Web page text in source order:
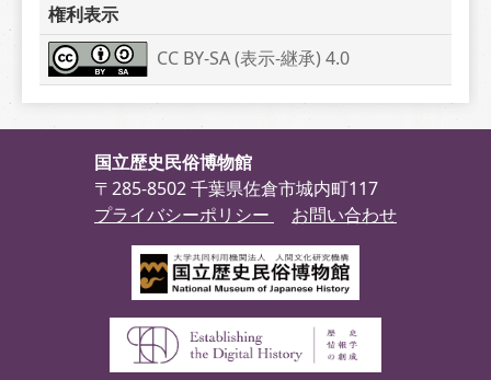
権利表示
CC BY-SA (表示-継承) 4.0
国立歴史民俗博物館
〒285-8502 千葉県佐倉市城内町117
プライバシーポリシー
お問い合わせ